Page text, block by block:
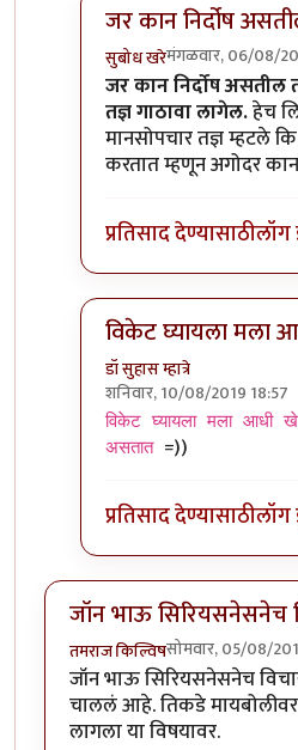
जर कान निर्दोष
सुबोध खरेमंगळवार, 06/08/
In reply toकान बंद
जर कान निर्दोष असतील
तज्ञ गाठावा लागेल.हेच
मानसोपचार तज्ञ म्हटले
करतात म्हणून अगोदर
प्रतिसाद देण्यासाठीलॉग
विकेट घ्यायला मला
डॉ सुहास म्हात्रे
शनिवार, 10/08/2019 18:57
In reply to कान बंद
विकेट घ्यायला मला आधी
असतात =))
प्रतिसाद देण्यासाठीलॉग
जॉन भाऊ सिरियसनेसनेच
तमराज किल्विषसोमवार, 05/08/
जॉन भाऊ सिरियसनेसनेच
चाललं आहे. तिकडे
लागला या विषयावर.